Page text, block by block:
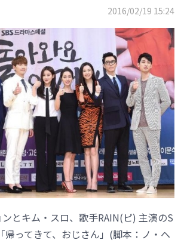
2016/02/19 15:24
とキム・スロ、歌手RAIN(ピ) 主演のS
帰ってきて、おじさん」(脚本：ノ・ヘ